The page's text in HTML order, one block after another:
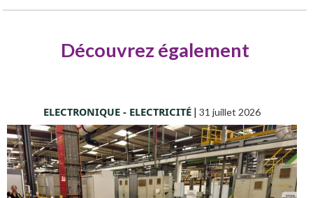
Découvrez également
ELECTRONIQUE - ELECTRICITÉ| 31 juillet 2026